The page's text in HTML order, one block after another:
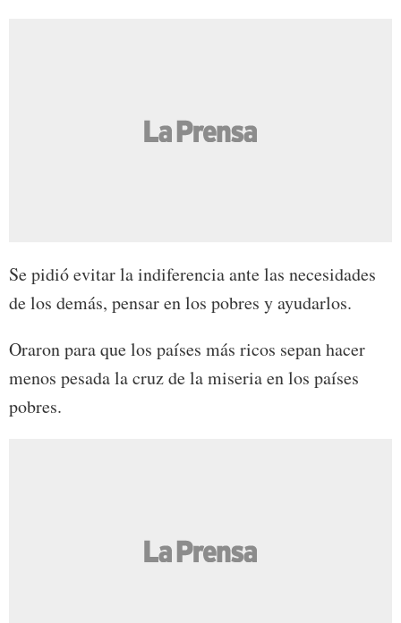
Se pidió evitar la indiferencia ante las necesidades
de los demás, pensar en los pobres y ayudarlos.
Oraron para que los países más ricos sepan hacer
menos pesada la cruz de la miseria en los países
pobres.